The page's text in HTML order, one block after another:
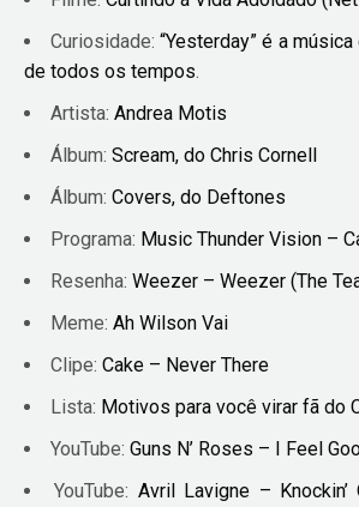
Curiosidade:“Yesterday” é a
de todos os tempos.
Artista: Andrea Motis
Álbum: Scream, do Chris Cornell
Álbum: Covers, do Deftones
Programa: Music Thunder Vision –
Resenha: Weezer – Weezer (The
Meme: Ah Wilson Vai
Clipe: Cake – Never There
Lista: Motivos para você virar fã do
YouTube: Guns N’ Roses – I Feel
YouTube: Avril Lavigne – Knockin’